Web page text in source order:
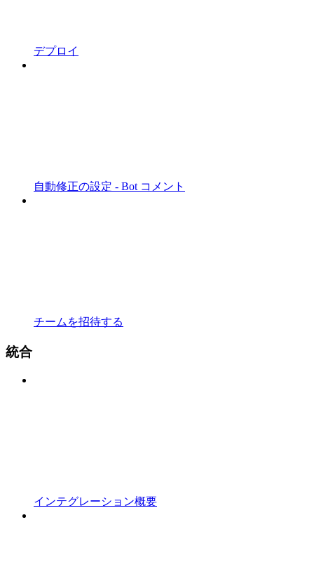
デプロイ
自動修正の設定 - Bot コメント
チームを招待する
統合
インテグレーション概要